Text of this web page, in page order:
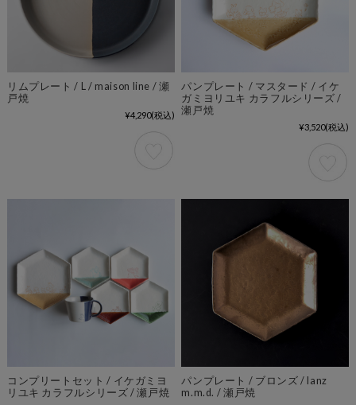
リムプレート / L / maison line / 瀬
戸焼
¥4,290(税込)
パンプレート / マスタード / イケ
ガミヨリユキ カラフルシリーズ /
瀬戸焼
¥3,520(税込)
コンプリートセット / イケガミヨ
リユキ カラフルシリーズ / 瀬戸焼
パンプレート / ブロンズ / lanz
m.m.d. / 瀬戸焼